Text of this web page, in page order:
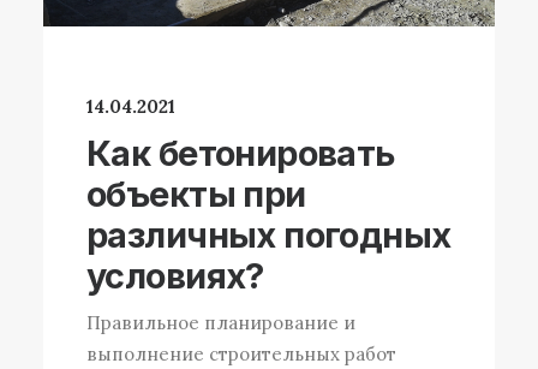
14.04.2021
Как бетонировать
объекты при
различных погодных
условиях?
Правильное планирование и
выполнение строительных работ